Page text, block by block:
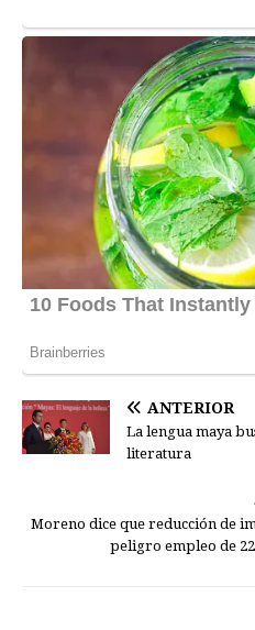
ANTERIOR
La lengua maya
literatura
Moreno dice que reducción de
peligro empleo de